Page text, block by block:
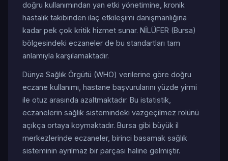
doğru kullanımından yan etki yönetimine, kronik
hastalık takibinden ilaç etkileşimi danışmanlığına
kadar pek çok kritik hizmet sunar. NİLÜFER (Bursa)
bölgesindeki eczaneler de bu standartları tam
anlamıyla karşılamaktadır.
Dünya Sağlık Örgütü (WHO) verilerine göre doğru
eczane kullanımı, hastane başvurularını yüzde yirmi
ile otuz arasında azaltmaktadır. Bu istatistik,
eczanelerin sağlık sistemindeki vazgeçilmez rolünü
açıkça ortaya koymaktadır. Bursa gibi büyük il
merkezlerinde eczaneler, birinci basamak sağlık
sisteminin ayrılmaz bir parçası haline gelmiştir.